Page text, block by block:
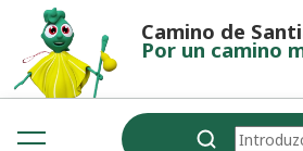
Pasar al contenido principal
Camino de
Por un camino
Buscar